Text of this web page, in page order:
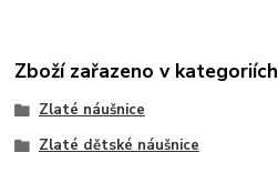
Zboží zařazeno v kategoriích
Zlaté náušnice
Zlaté dětské náušnice